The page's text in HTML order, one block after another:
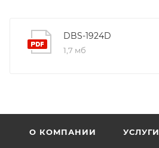
DBS-1924D
1,7 мб
О КОМПАНИИ УСЛУГИ